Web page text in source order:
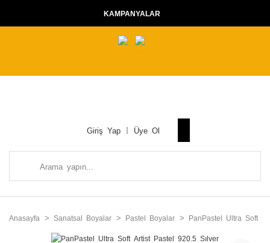
KAMPANYALAR
Giriş Yap Üye Ol
Anasayfa Sanatsal Boyalar Pastel Boyalar PanPastel Ultra Soft